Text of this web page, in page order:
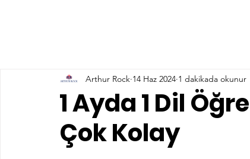
1 Ayda 1 Dil
Çok Kolay
Arthur Rock 14 Haz 2024 1 dakikada okunur